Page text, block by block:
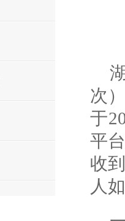
次
于
平
收
人